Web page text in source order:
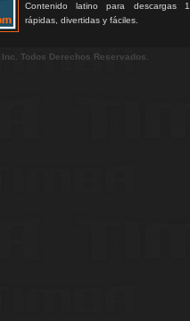
Contenido latino para descargas
rápidas, divertidas y fáciles.
Inc. Todos Derechos Reservados.